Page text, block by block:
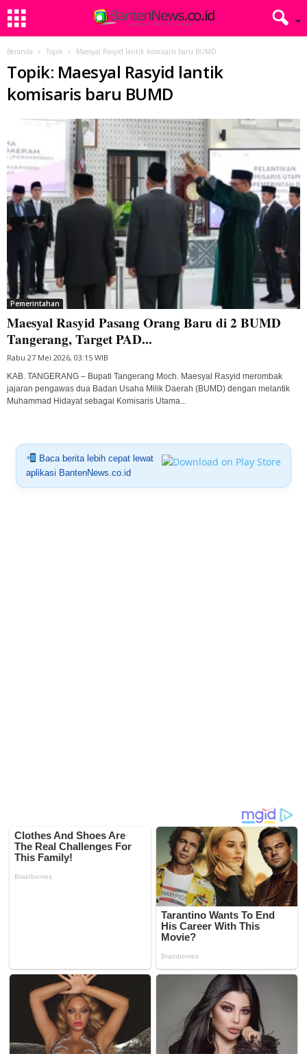
Beranda Topik Maesyal Rasyid lantik komisaris baru BUMD
Topik: Maesyal Rasyid lantik
komisaris baru BUMD
Pemerintahan
Maesyal Rasyid Pasang Orang Baru di 2 BUMD
Tangerang, Target PAD...
Rabu 27 Mei 2026, 03:15 WIB
KAB. TANGERANG – Bupati Tangerang Moch. Maesyal Rasyid merombak
jajaran pengawas dua Badan Usaha Milik Daerah (BUMD) dengan melantik
Muhammad Hidayat sebagai Komisaris Utama...
Baca berita lebih cepat lewat
aplikasi BantenNews.co.id